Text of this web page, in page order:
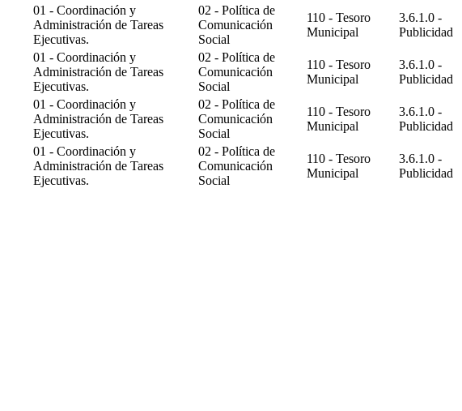
01 - Coordinación y
Administración de Tareas
Ejecutivas.
02 - Política de
Comunicación
Social
110 - Tesoro
Municipal
3.6.1.0 -
Publicidad
01 - Coordinación y
Administración de Tareas
Ejecutivas.
02 - Política de
Comunicación
Social
110 - Tesoro
Municipal
3.6.1.0 -
Publicidad
01 - Coordinación y
Administración de Tareas
Ejecutivas.
02 - Política de
Comunicación
Social
110 - Tesoro
Municipal
3.6.1.0 -
Publicidad
01 - Coordinación y
Administración de Tareas
Ejecutivas.
02 - Política de
Comunicación
Social
110 - Tesoro
Municipal
3.6.1.0 -
Publicidad